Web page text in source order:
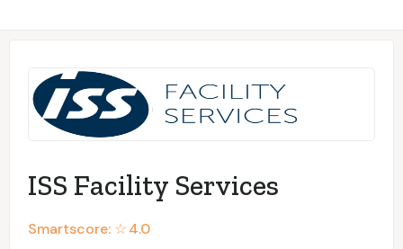
ISS Facility Services
Smartscore: ☆4.0